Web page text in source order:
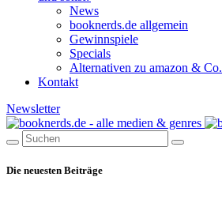
News
booknerds.de allgemein
Gewinnspiele
Specials
Alternativen zu amazon & Co.
Kontakt
Newsletter
Die neuesten Beiträge